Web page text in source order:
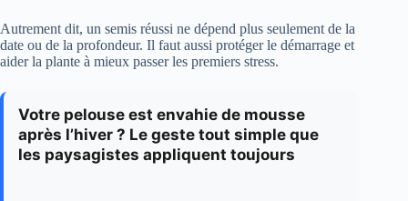
Autrement dit, un semis réussi ne dépend plus seulement de la
date ou de la profondeur. Il faut aussi protéger le démarrage et
aider la plante à mieux passer les premiers stress.
Votre pelouse est envahie de mousse
après l’hiver ? Le geste tout simple que
les paysagistes appliquent toujours